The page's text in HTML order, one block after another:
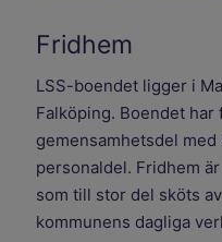
Fridhem
LSS-boendet ligger i
Falköping. Boendet har
gemensamhetsdel
personaldel. Fridhem
som till stor del sköts
kommunens dagliga